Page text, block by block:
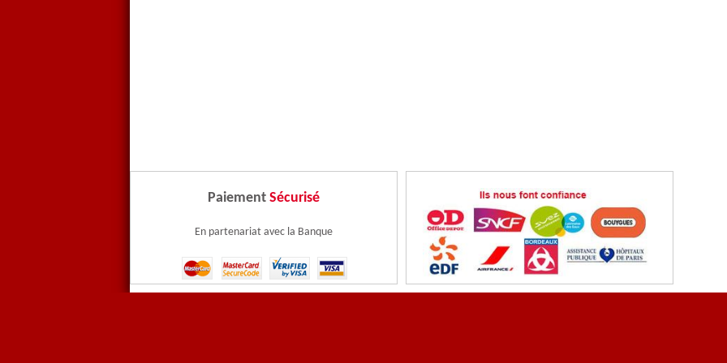
Paiement Sécurisé
En partenariat avec la Banque